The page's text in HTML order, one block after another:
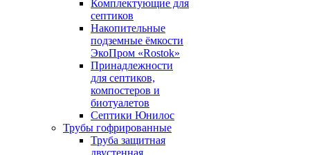
Комплектующие для
септиков
Накопительные
подземные ёмкости
ЭкоПром «Rostok»
Принадлежности
для септиков,
компостеров и
биотуалетов
Септики Юнилос
Трубы гофрированные
Труба защитная